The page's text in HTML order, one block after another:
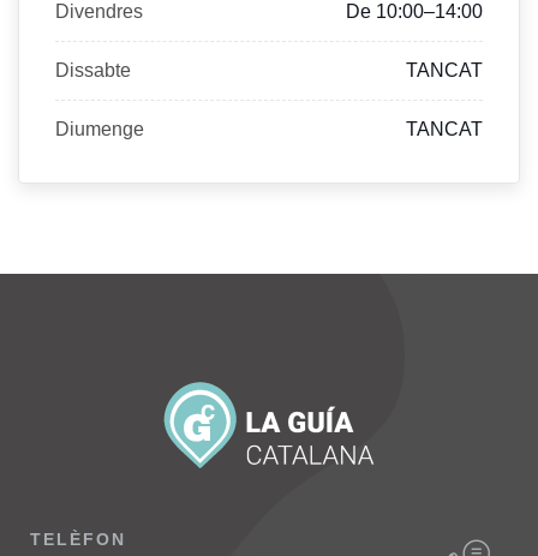
Divendres De 10:00–14:00
Dissabte TANCAT
Diumenge TANCAT
TELÈFON